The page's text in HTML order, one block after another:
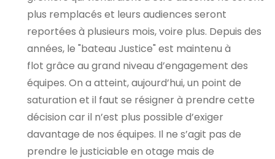
plus remplacés et leurs audiences seront
reportées à plusieurs mois, voire plus. Depuis des
années, le "bateau Justice" est maintenu à
flot grâce au grand niveau d’engagement des
équipes. On a atteint, aujourd’hui, un point de
saturation et il faut se résigner à prendre cette
décision car il n’est plus possible d’exiger
davantage de nos équipes. Il ne s’agit pas de
prendre le justiciable en otage mais de